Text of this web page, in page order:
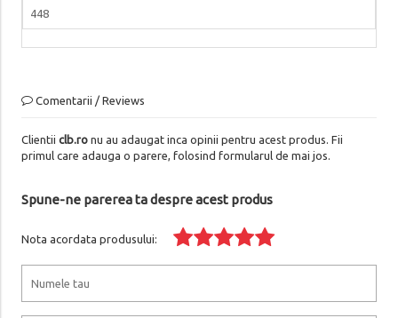
448
Comentarii / Reviews
Clientii clb.ronu au adaugat inca opinii pentru acest produs. Fii
primul care adauga o parere, folosind formularul de mai jos.
Spune-ne parerea ta despre acest produs
Nota acordata produsului: